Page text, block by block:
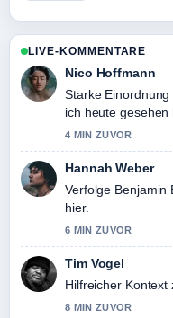
LIVE-KOMMENTARE
Nico Hoffmann
Starke
ich heute gesehen
4 MIN ZUVOR
Hannah Weber
Verfolge Benjamin
hier.
6 MIN ZUVOR
Tim Vogel
Hilfreicher
8 MIN ZUVOR